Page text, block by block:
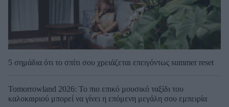
5 σημάδια ότι το σπίτι σου χρειάζεται επειγόντως summer reset
Tomorrowland 2026: Το πιο επικό μουσικό ταξίδι του
καλοκαιριού μπορεί να γίνει η επόμενη μεγάλη σου εμπειρία